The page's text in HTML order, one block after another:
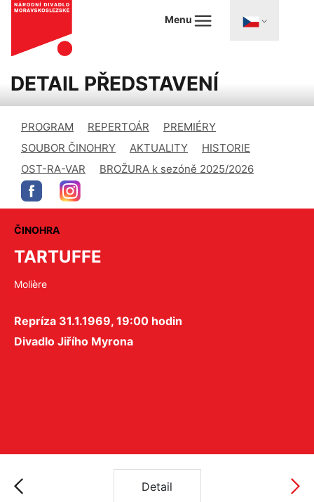
Menu
DETAIL PŘEDSTAVENÍ
PROGRAM REPERTOÁR
PREMIÉRY
SOUBOR ČINOHRY
AKTUALITY
HISTORIE
OST-RA-VAR
BROŽURA k sezóně 2025/2026
ČINOHRA
TARTUFFE
Molière
Repríza 31.1.1969, 19:00 hodin
Divadlo Jiřího Myrona
Detail